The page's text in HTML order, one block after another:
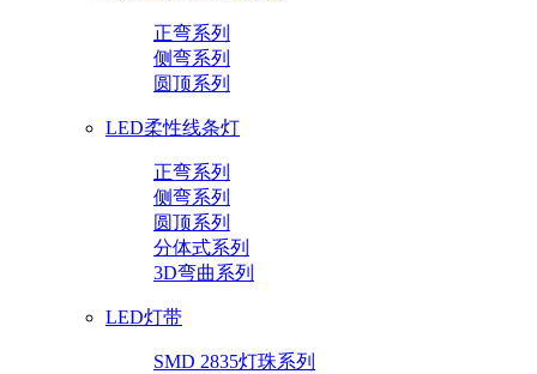
正弯系列
侧弯系列
圆顶系列
LED柔性线条灯
正弯系列
侧弯系列
圆顶系列
分体式系列
3D弯曲系列
LED灯带
SMD 2835灯珠系列